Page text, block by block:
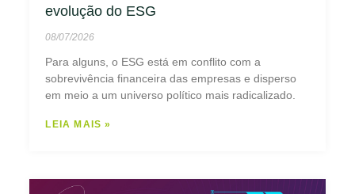
evolução do ESG
08/07/2026
Para alguns, o ESG está em conflito com a
sobrevivência financeira das empresas e disperso
em meio a um universo político mais radicalizado.
LEIA MAIS »